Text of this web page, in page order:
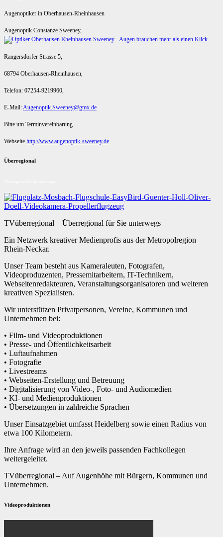
Augenoptiker in Oberhausen-Rheinhausen
Augenoptik Constanze Sweeney,
Rangersdorfer Strasse 5,
68794 Oberhausen-Rheinhausen,
Telefon: 07254-9219960,
E-Mail:Augenoptik.Sweeney@gmx.de
Bitte um Terminvereinbarung
Webseite http://www.augenoptik-sweeney.de
Überregional
TVüberregional – Überregional für Sie unterwegs
Ein Netzwerk kreativer Medienprofis aus der Metropolregion
Rhein-Neckar.
Unser Team besteht aus Kameraleuten, Fotografen,
Videoproduzenten, Pressemitarbeitern, IT-Technikern,
Webseitenredakteuren, Veranstaltungsorganisatoren und weiteren
kreativen Spezialisten.
Wir unterstützen Privatpersonen, Vereine, Kommunen und
Unternehmen bei:
• Film- und Videoproduktionen
• Presse- und Öffentlichkeitsarbeit
• Luftaufnahmen
• Fotografie
• Livestreams
• Webseiten-Erstellung und Betreuung
• Digitalisierung von Video-, Foto- und Audiomedien
• KI- und Medienproduktionen
• Übersetzungen in zahlreiche Sprachen
Unser Einsatzgebiet umfasst Heidelberg sowie einen Radius von
etwa 100 Kilometern.
Ihre Anfrage wird an den jeweils passenden Fachkollegen
weitergeleitet.
TVüberregional – Auf Augenhöhe mit Bürgern, Kommunen und
Unternehmen.
Videoproduktionen